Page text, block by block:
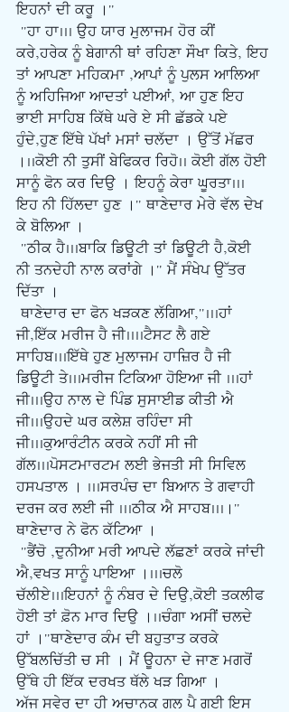
ਇਹਨਾਂ ਦੀ ਕਰੂ ।"
ਕਰੇ,ਹਰੇਕ ਨੂੰ ਬੇਗਾਨੀ ਥਾਂ ਰਹਿਣਾ ਸੌਖਾ ਕਿਤੇ, ਇਹ
ਤਾਂ ਆਪਣਾ ਮਹਿਕਮਾ ,ਆਪਾਂ ਨੂੰ ਪੁਲਸ ਆਲਿਆ
ਨੂੰ ਅਹਿਜਿਆ ਆਦਤਾਂ ਪਈਆਂ, ਆ ਹੁਣ ਇਹ
ਭਾਈ ਸਾਹਿਬ ਕਿੱਥੇ ਘਰੇ ਏ ਸੀ ਛੱਡਕੇ ਪਏ
ਹੁੰਦੇ,ਹੁਣ ਇੱਥੇ ਪੱਖਾਂ ਮਸਾਂ ਚਲੱਦਾ । ਉੱਤੋਂ ਮੱਛਰ
।..ਕੋਈ ਨੀ ਤੁਸੀਂ ਬੇਫਿਕਰ ਰਿਹੋ.. ਕੋਈ ਗੱਲ ਹੋਈ
ਸਾਨੂੰ ਫੋਨ ਕਰ ਦਿਉ । ਇਹਨੂੰ ਕੇਰਾ ਘੂਰਤਾ...
ਇਹ ਨੀ ਹਿੱਲਦਾ ਹੁਣ ।" ਥਾਣੇਦਾਰ ਮੇਰੇ ਵੱਲ ਦੇਖ
ਕੇ ਬੋਲਿਆ ।
ਨੀ ਤਨਦੇਹੀ ਨਾਲ ਕਰਾਂਗੇ ।" ਮੈਂ ਸੰਖੇਪ ਉੱਤਰ
ਦਿੱਤਾ ।
ਥਾਣੇਦਾਰ ਦਾ ਫੋਨ ਖੜਕਣ ਲੱਗਿਆ,"...ਹਾਂ
ਜੀ,ਇੱਕ ਮਰੀਜ ਹੈ ਜੀ....ਟੈਸਟ ਲੈ ਗਏ
ਸਾਹਿਬ...ਇੱਥੇ ਹੁਣ ਮੁਲਾਜਮ ਹਾਜ਼ਿਰ ਹੈ ਜੀ
ਡਿਊਟੀ ਤੇ...ਮਰੀਜ ਟਿਕਿਆ ਹੋਇਆ ਜੀ ...ਹਾਂ
ਜੀ...ਉਹ ਨਾਲ ਦੇ ਪਿੰਡ ਸੁਸਾਈਡ ਕੀਤੀ ਐ
ਜੀ...ਉਹਦੇ ਘਰ ਕਲੇਸ਼ ਰਹਿੰਦਾ ਸੀ
ਜੀ...ਕੁਆਰੰਟੀਨ ਕਰਕੇ ਨਹੀਂ ਸੀ ਜੀ
ਗੱਲ...ਪੋਸਟਮਾਰਟਮ ਲਈ ਭੇਜਤੀ ਸੀ ਸਿਵਿਲ
ਹਸਪਤਾਲ । ...ਸਰਪੰਚ ਦਾ ਬਿਆਨ ਤੇ ਗਵਾਹੀ
ਦਰਜ ਕਰ ਲਈ ਜੀ ...ਠੀਕ ਐ ਸਾਹਬ...।"
ਥਾਣੇਦਾਰ ਨੇ ਫੋਨ ਕੱਟਿਆ ।
ਐ,ਵਖਤ ਸਾਨੂੰ ਪਾਇਆ ।...ਚਲੋ
ਚੱਲੀਏ...ਇਹਨਾਂ ਨੂੰ ਨੰਬਰ ਦੇ ਦਿਉ,ਕੋਈ ਤਕਲੀਫ
ਹੋਈ ਤਾਂ ਫ਼ੋਨ ਮਾਰ ਦਿਉ ।..ਚੰਗਾ ਅਸੀਂ ਚਲਦੇ
ਹਾਂ ।"ਥਾਣੇਦਾਰ ਕੰਮ ਦੀ ਬਹੁਤਾਤ ਕਰਕੇ
ਉੱਬਲਚਿੱਤੀ ਚ ਸੀ । ਮੈਂ ਊਹਨਾ ਦੇ ਜਾਣ ਮਗਰੋਂ
ਉੱਥੇ ਹੀ ਇੱਕ ਦਰਖਤ ਥੱਲੇ ਖੜ ਗਿਆ ।
ਅੱਜ ਸਵੇਰ ਦਾ ਹੀ ਅਚਾਨਕ ਗਲ ਪੈ ਗਈ ਇਸ